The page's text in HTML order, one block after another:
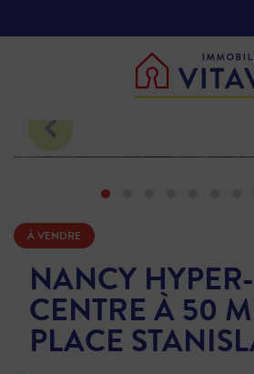
À VENDRE
NANCY HYPER-
CENTRE À 50
PLACE